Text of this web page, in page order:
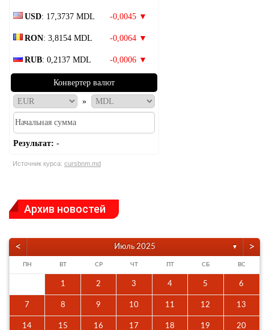
USD: 17,3737 MDL -0,0045 ▼
RON: 3,8154 MDL -0,0064 ▼
RUB: 0,2137 MDL -0,0006 ▼
Конвертер валют
»
Результат: -
Источник курса: cursbnm.md
Архив новостей
< Июль 2025 ▼ >
ПН ВТ СР ЧТ ПТ СБ ВС
1 2 3 4 5 6
7 8 9 10 11 12 13
14 15 16 17 18 19 20